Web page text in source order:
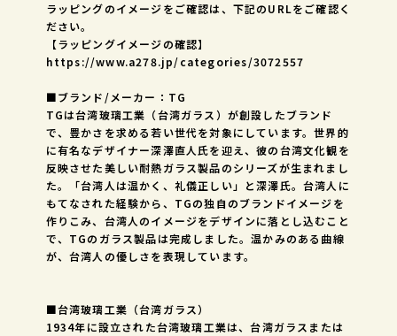
ラッピングのイメージをご確認は、下記のURLをご確認く
ださい。
【ラッピングイメージの確認】
https://www.a278.jp/categories/3072557
■ブランド/メーカー：TG
TGは台湾玻璃工業（台湾ガラス）が創設したブランド
で、豊かさを求める若い世代を対象にしています。世界的
に有名なデザイナー深澤直人氏を迎え、彼の台湾文化観を
反映させた美しい耐熱ガラス製品のシリーズが生まれまし
た。「台湾人は温かく、礼儀正しい」と深澤氏。台湾人に
もてなされた経験から、TGの独自のブランドイメージを
作りこみ、台湾人のイメージをデザインに落とし込むこと
で、TGのガラス製品は完成しました。温かみのある曲線
が、台湾人の優しさを表現しています。
■台湾玻璃工業（台湾ガラス）
1934年に設立された台湾玻璃工業は、台湾ガラスまたは